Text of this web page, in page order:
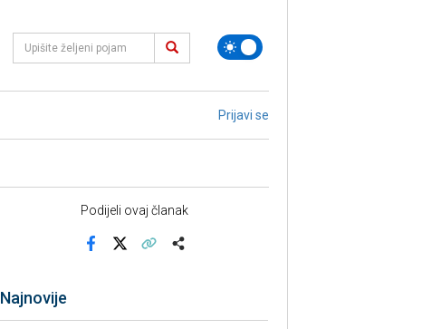
Prijavi se
Podijeli ovaj članak
Najnovije